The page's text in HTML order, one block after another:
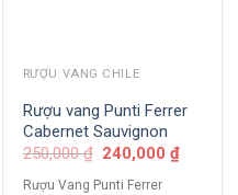
RƯỢU VANG CHILE
Rượu vang Punti Ferrer
Cabernet Sauvignon
250,000₫ 240,000₫
Rượu Vang Punti Ferrer